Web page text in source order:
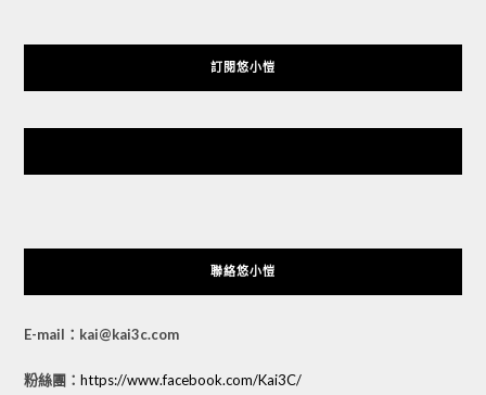
訂閱悠小愷
聯絡悠小愷
E-mail：kai@kai3c.com
粉絲團： https://www.facebook.com/Kai3C/